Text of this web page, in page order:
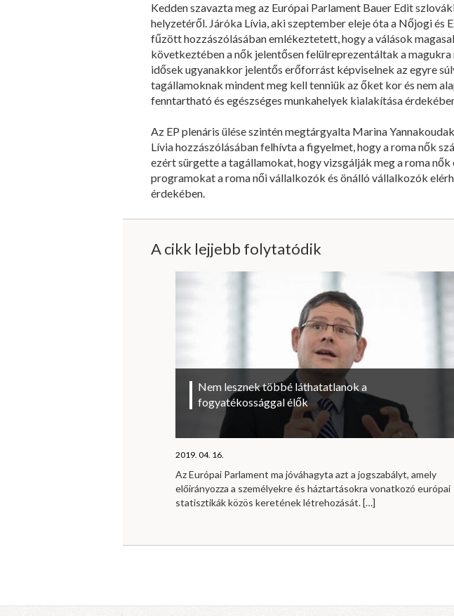
Kedden szavazta meg az Európai Parlament Bauer Edit
helyzetéről. Járóka Lívia, aki szeptember eleje óta a Nőjogi
fűzött hozzászólásában emlékeztetett, hogy a válások
következtében a nők jelentősen felülreprezentáltak a
idősek ugyanakkor jelentős erőforrást képviselnek az egyre
tagállamoknak mindent meg kell tenniük az őket kor és nem
fenntartható és egészséges munkahelyek kialakítása
Az EP plenáris ülése szintén megtárgyalta Marina
Lívia hozzászólásában felhívta a figyelmet, hogy a roma nők
ezért sürgette a tagállamokat, hogy vizsgálják meg a roma
programokat a roma női vállalkozók és önálló vállalkozók
érdekében.
A cikk lejjebb folytatódik
Nem lesznek többé láthatatlanok a
fogyatékossággal élők
2019. 04. 16.
Az Európai Parlament ma jóváhagyta azt a jogszabályt, amely
előirányozza a személyekre és háztartásokra vonatkozó európai
statisztikák közös keretének létrehozását.[…]